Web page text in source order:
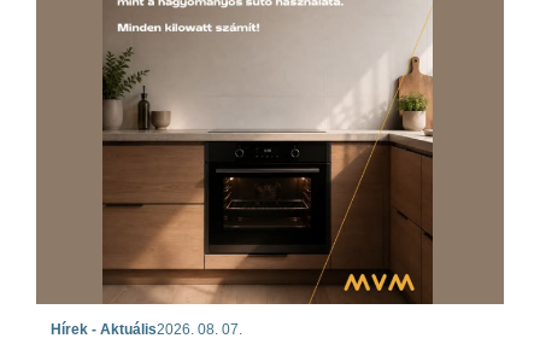
Hírek - Aktuális2026. 08. 07.